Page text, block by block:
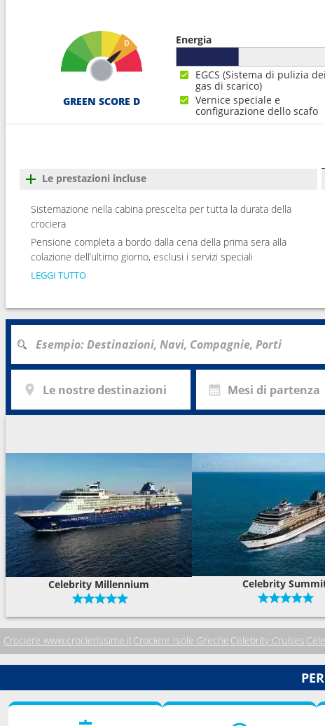
GREEN SCORE D
Energia
EGCS (Sistema di pulizia dei
gas di scarico)
Vernice speciale e
configurazione dello scafo
Le prestazioni incluse
Sistemazione nella cabina prescelta per tutta la durata della
crociera
Pensione completa a bordo dalla cena della prima sera alla
colazione dell’ultimo giorno, esclusi i servizi speciali
LEGGI TUTTO
Le nostre destinazioni Mesi di partenza
Celebrity Millennium Celebrity
Crociere www.crocierissime.itCrociere Isole Greche Celebrity Cruises